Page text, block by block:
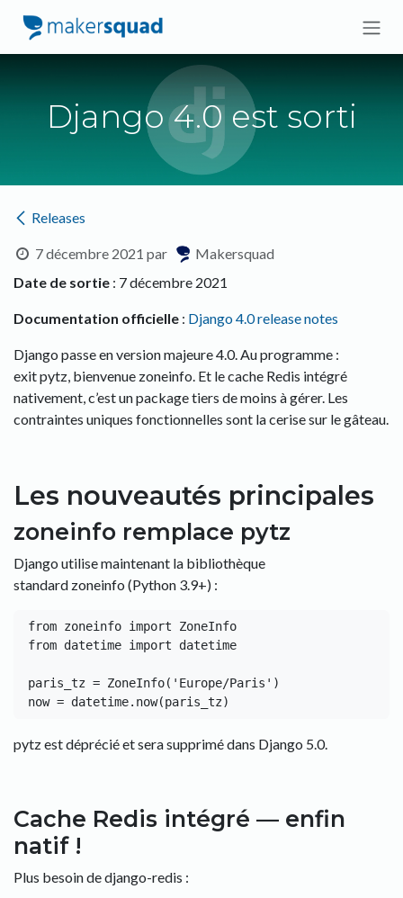
Django 4.0 est sorti
Releases
7 décembre 2021 par
Makersquad
Date de sortie : 7 décembre 2021
Documentation officielle : Django 4.0 release notes
Django passe en version majeure 4.0. Au programme :
exit pytz, bienvenue zoneinfo. Et le cache Redis intégré
nativement, c’est un package tiers de moins à gérer. Les
contraintes uniques fonctionnelles sont la cerise sur le gâteau.
Les nouveautés principales
zoneinfo remplace pytz
Django utilise maintenant la bibliothèque
standard zoneinfo (Python 3.9+) :
from zoneinfo import ZoneInfo
from datetime import datetime
paris_tz = ZoneInfo('Europe/Paris')
pytz est déprécié et sera supprimé dans Django 5.0.
Cache Redis intégré — enfin
natif !
Plus besoin de django-redis :